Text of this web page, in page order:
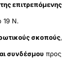
επιτρεπόμενης
19 Ν.
σκοπούς,
συνδέσμου προς